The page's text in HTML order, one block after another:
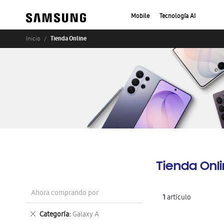
Mobile Tecnología AI
Inicio Tienda Online
Tienda
1artículo
Ahora comprando por
Categoría Galaxy A
Eliminar